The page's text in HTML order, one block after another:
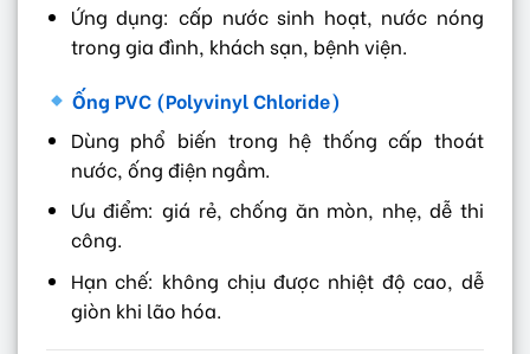
Ứng dụng: cấp nước sinh hoạt, nước nóng
trong gia đình, khách sạn, bệnh viện.
Ống PVC (Polyvinyl Chloride)
Dùng phổ biến trong hệ thống cấp thoát
nước, ống điện ngầm.
Ưu điểm: giá rẻ, chống ăn mòn, nhẹ, dễ thi
công.
Hạn chế: không chịu được nhiệt độ cao, dễ
giòn khi lão hóa.